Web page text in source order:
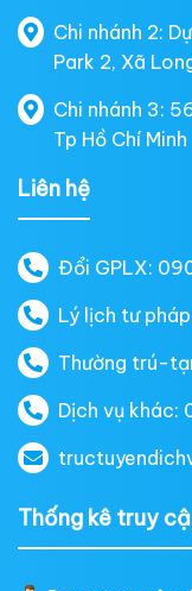
Chi nhánh 2:
Park 2, Xã
Chi nhánh 3:
Tp Hồ Chí Minh
Liên hệ
Đổi GPLX:
Lý lịch tư
Thường trú-
Dịch vụ khác:
Thống kê truy